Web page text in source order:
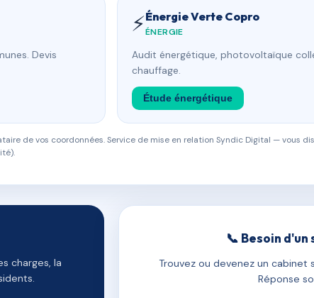
Devis
⚡Énergie Verte Copro
ÉNERGIE
Audit énergétique, photovoltaïque
chauffage.
Étude énergétique
de vos coordonnées. Service de mise en relation Syndic Digital — vous
charges, la
📞 Besoin d'un
Trouvez ou devenez un cabinet
Réponse